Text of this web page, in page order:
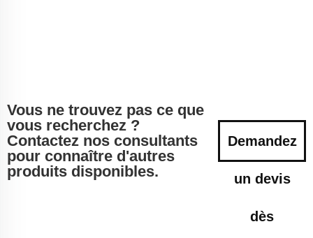
Vous ne trouvez pas ce que
vous recherchez ?
Contactez nos consultants
pour connaître d'autres
produits disponibles.
Demandez
un devis
dès